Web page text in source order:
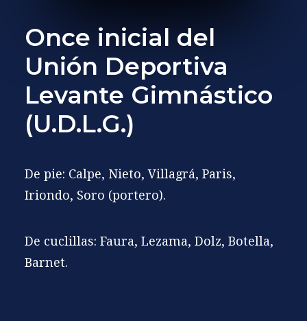
Once inicial del
Unión Deportiva
Levante Gimnástico
(U.D.L.G.)
De pie: Calpe, Nieto, Villagrá, Paris,
Iriondo, Soro (portero).
De cuclillas: Faura, Lezama, Dolz, Botella,
Barnet.